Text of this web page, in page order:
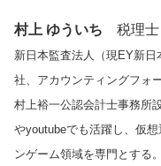
村上 ゆういち 税理
新日本監査法人（現EY新
社、アカウンティングフォ
村上裕一公認会計士事務所
やyoutubeでも活躍し、仮
ンゲーム領域を専門とする。